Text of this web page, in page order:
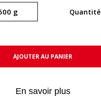
Quantité
AJOUTER AU PANIER
En savoir plus